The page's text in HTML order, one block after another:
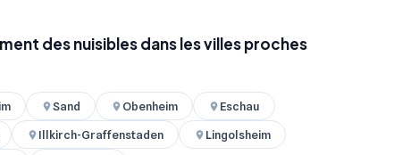
des nuisibles dans les villes proches
Sand Obenheim
Eschau
Illkirch-Graffenstaden
Lingolsheim